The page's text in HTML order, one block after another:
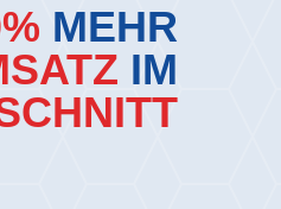
MEHR
IM